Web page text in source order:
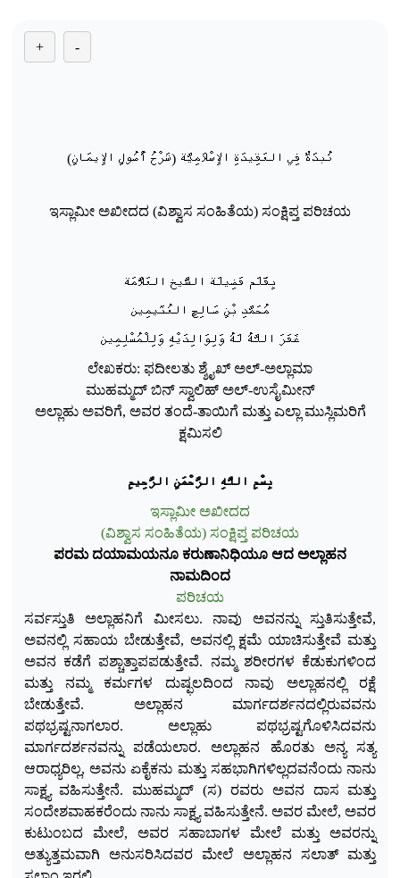
+ -
نُبذَةٌ فِي العَقِيدَةِ الإِسْلَامِيَّة (شَرْحُ أُصُولِ الإِيمَانِ)
ಇಸ್ಲಾಮೀ ಅಖೀದದ (ವಿಶ್ವಾಸ ಸಂಹಿತೆಯ) ಸಂಕ್ಷಿಪ್ತ ಪರಿಚಯ
بِقَلَم فَضِيلَة الشَّيخ العَلَّامَة
مُحَمَّدِ بْنِ صَالِحٍ العُثَيمِين
غَفَرَ اللَّهُ لَهُ وَلِوَالِدَيْهِ وَلِلْمُسْلِمِين
ಲೇಖಕರು: ಫದೀಲತು ಶ್ಶೈಖ್ ಅಲ್-ಅಲ್ಲಾಮಾ
ಮುಹಮ್ಮದ್ ಬಿನ್ ಸ್ವಾಲಿಹ್ ಅಲ್-ಉಸೈಮೀನ್
ಅಲ್ಲಾಹು ಅವರಿಗೆ, ಅವರ ತಂದೆ-ತಾಯಿಗೆ ಮತ್ತು ಎಲ್ಲಾ ಮುಸ್ಲಿಮರಿಗೆ
ಕ್ಷಮಿಸಲಿ
بِسْمِ اللَّهِ الرَّحْمَنِ الرَّحِيم
ಇಸ್ಲಾಮೀ ಅಖೀದದ
(ವಿಶ್ವಾಸ ಸಂಹಿತೆಯ) ಸಂಕ್ಷಿಪ್ತ ಪರಿಚಯ
ಪರಮ ದಯಾಮಯನೂ ಕರುಣಾನಿಧಿಯೂ ಆದ ಅಲ್ಲಾಹನ
ನಾಮದಿಂದ
ಪರಿಚಯ
ಸರ್ವಸ್ತುತಿ ಅಲ್ಲಾಹನಿಗೆ ಮೀಸಲು. ನಾವು ಅವನನ್ನು ಸ್ತುತಿಸುತ್ತೇವೆ,
ಅವನಲ್ಲಿ ಸಹಾಯ ಬೇಡುತ್ತೇವೆ, ಅವನಲ್ಲಿ ಕ್ಷಮೆ ಯಾಚಿಸುತ್ತೇವೆ ಮತ್ತು
ಅವನ ಕಡೆಗೆ ಪಶ್ಚಾತ್ತಾಪಪಡುತ್ತೇವೆ. ನಮ್ಮ ಶರೀರಗಳ ಕೆಡುಕುಗಳಿಂದ
ಮತ್ತು ನಮ್ಮ ಕರ್ಮಗಳ ದುಷ್ಫಲದಿಂದ ನಾವು ಅಲ್ಲಾಹನಲ್ಲಿ ರಕ್ಷೆ
ಬೇಡುತ್ತೇವೆ. ಅಲ್ಲಾಹನ ಮಾರ್ಗದರ್ಶನದಲ್ಲಿರುವವನು
ಪಥಭ್ರಷ್ಟನಾಗಲಾರ. ಅಲ್ಲಾಹು ಪಥಭ್ರಷ್ಟಗೊಳಿಸಿದವನು
ಮಾರ್ಗದರ್ಶನವನ್ನು ಪಡೆಯಲಾರ. ಅಲ್ಲಾಹನ ಹೊರತು ಅನ್ಯ ಸತ್ಯ
ಆರಾಧ್ಯರಿಲ್ಲ, ಅವನು ಏಕೈಕನು ಮತ್ತು ಸಹಭಾಗಿಗಳಿಲ್ಲದವನೆಂದು ನಾನು
ಸಾಕ್ಷ್ಯ ವಹಿಸುತ್ತೇನೆ. ಮುಹಮ್ಮದ್ (ಸ) ರವರು ಅವನ ದಾಸ ಮತ್ತು
ಸಂದೇಶವಾಹಕರೆಂದು ನಾನು ಸಾಕ್ಷ್ಯ ವಹಿಸುತ್ತೇನೆ. ಅವರ ಮೇಲೆ, ಅವರ
ಕುಟುಂಬದ ಮೇಲೆ, ಅವರ ಸಹಾಬಾಗಳ ಮೇಲೆ ಮತ್ತು ಅವರನ್ನು
ಅತ್ಯುತ್ತಮವಾಗಿ ಅನುಸರಿಸಿದವರ ಮೇಲೆ ಅಲ್ಲಾಹನ ಸಲಾತ್ ಮತ್ತು